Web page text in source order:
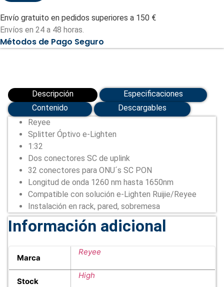
de
onda
1260
nm
hasta
cantidad
Envío gratuito en pedidos superiores a 150 €
Envíos en 24 a 48 horas.
Métodos de Pago Seguro
Descripción
Especificaciones
Contenido
Descargables
Reyee
Splitter Óptivo e-Lighten
1:32
Dos conectores SC de uplink
32 conectores para ONU´s SC PON
Longitud de onda 1260 nm hasta 1650nm
Compatible con solución e-Lighten Ruijie/Reyee
Instalación en rack, pared, sobremesa
Información adicional
Marca
Reyee
Stock
High